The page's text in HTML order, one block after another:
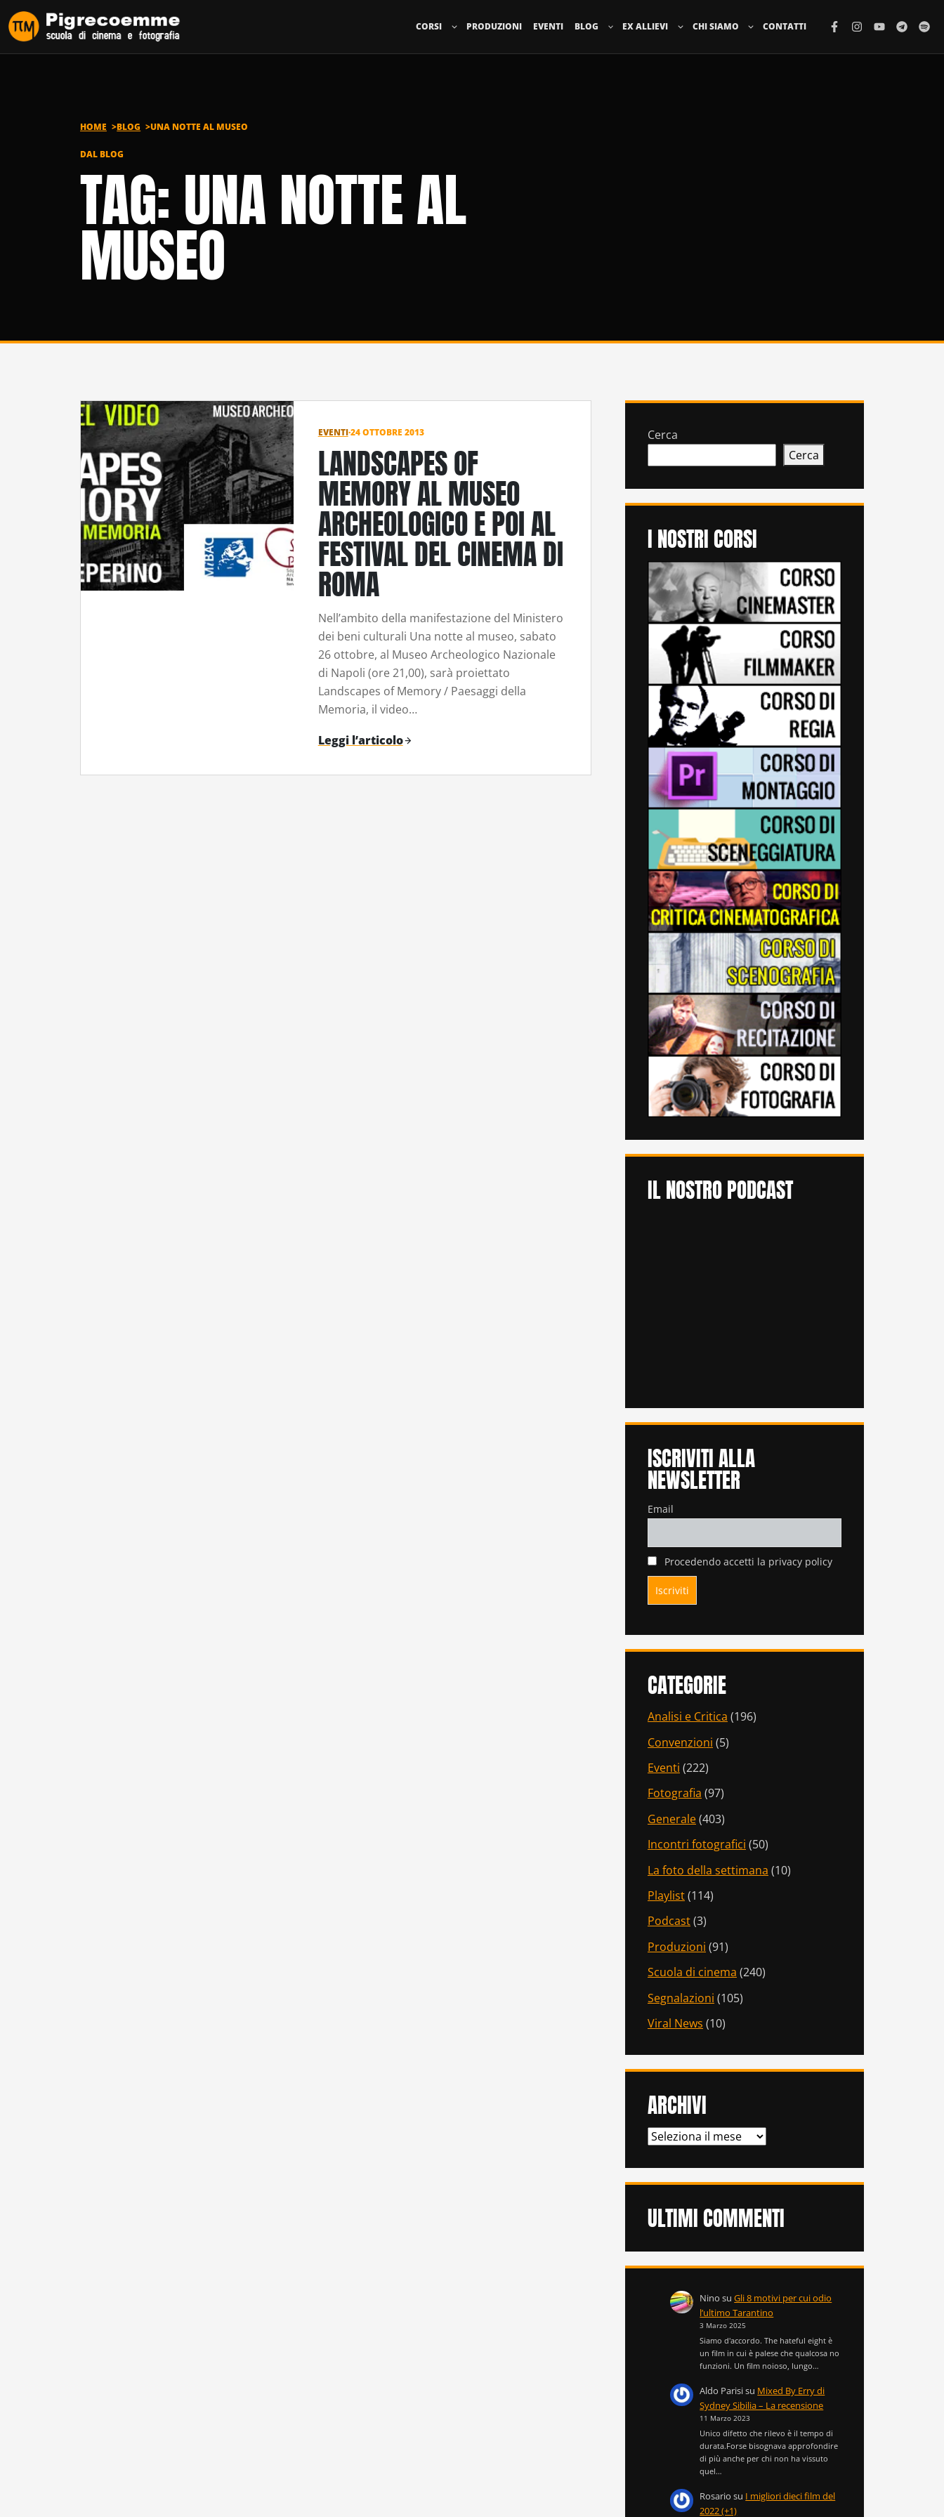
Vai al contenuto
CORSI PRODUZIONI EVENTI BLOG EX ALLIEVI CHI SIAMO CONTATTI
HOME BLOG UNA NOTTE AL MUSEO
DAL BLOG
TAG: UNA NOTTE AL
MUSEO
EVENTI·24 OTTOBRE 2013
LANDSCAPES OF
MEMORY AL MUSEO
ARCHEOLOGICO E POI AL
FESTIVAL DEL CINEMA DI
ROMA
Nell’ambito della manifestazione del Ministero
dei beni culturali Una notte al museo, sabato
26 ottobre, al Museo Archeologico Nazionale
di Napoli (ore 21,00), sarà proiettato
Landscapes of Memory / Paesaggi della
Memoria, il video…
Leggi l’articolo
Cerca
Cerca
I NOSTRI CORSI
IL NOSTRO PODCAST
ISCRIVITI ALLA
NEWSLETTER
Email
Procedendo accetti la privacy policy
CATEGORIE
Analisi e Critica (196)
Convenzioni (5)
Eventi (222)
Fotografia (97)
Generale(403)
Incontri fotografici (50)
La foto della settimana (10)
Playlist(114)
Podcast(3)
Produzioni (91)
Scuola di cinema (240)
Segnalazioni (105)
Viral News (10)
ARCHIVI
ARCHIVI
ULTIMI COMMENTI
Nino suGli 8 motivi per cui odio
l’ultimo Tarantino
3 Marzo 2025
Siamo d'accordo. The hateful eight è
un film in cui è palese che qualcosa no
funzioni. Un film noioso, lungo…
Aldo Parisisu Mixed By Erry di
Sydney Sibilia – La recensione
11 Marzo 2023
Unico difetto che rilevo è il tempo di
durata.Forse bisognava approfondire
di più anche per chi non ha vissuto
quel…
Rosario su I migliori dieci film del
2022 (+1)